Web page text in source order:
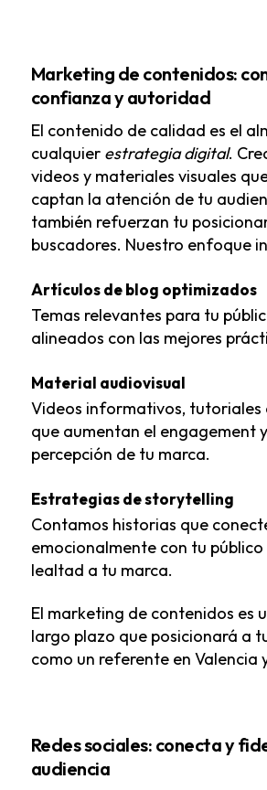
Marketing de contenidos:
confianza y autoridad
El contenido de calidad es el
cualquier estrategia digital.
videos y materiales visuales
captan la atención de tu
también refuerzan tu
buscadores. Nuestro enfoque
Artículos de blog optimizados
Temas relevantes para tu
alineados con las mejores
Material audiovisual
Videos informativos,
que aumentan el engagement
percepción de tu marca.
Estrategias de storytelling
Contamos historias que
emocionalmente con tu
lealtad a tu marca.
El marketing de contenidos es
largo plazo que posicionará a
como un referente en Valencia
Redes sociales: conecta y
audiencia